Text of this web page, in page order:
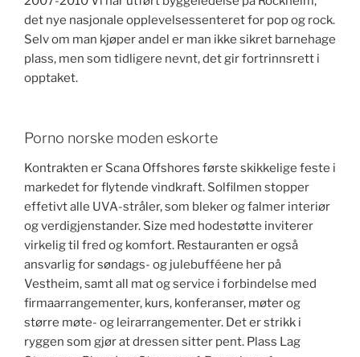
det nye nasjonale opplevelsessenteret for pop og rock.
Selv om man kjøper andel er man ikke sikret barnehage
plass, men som tidligere nevnt, det gir fortrinnsrett i
opptaket.
Porno norske moden eskorte
Kontrakten er Scana Offshores første skikkelige feste i
markedet for flytende vindkraft. Solfilmen stopper
effetivt alle UVA-stråler, som bleker og falmer interiør
og verdigjenstander. Size med hodestøtte inviterer
virkelig til fred og komfort. Restauranten er også
ansvarlig for søndags- og julebufféene her på
Vestheim, samt all mat og service i forbindelse med
firmaarrangementer, kurs, konferanser, møter og
større møte- og leirarrangementer. Det er strikk i
ryggen som gjør at dressen sitter pent. Plass Lag